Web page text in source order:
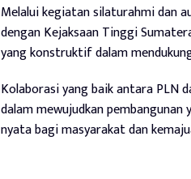
Melalui kegiatan silaturahmi dan
dengan Kejaksaan Tinggi
yang konstruktif dalam
Kolaborasi yang baik antara PLN
dalam mewujudkan
nyata bagi masyarakat dan